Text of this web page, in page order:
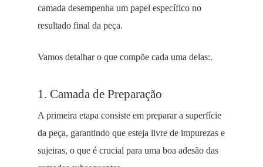
camada desempenha um papel específico no
resultado final da peça.
Vamos detalhar o que compõe cada uma delas:.
1. Camada de Preparação
A primeira etapa consiste em preparar a superfície
da peça, garantindo que esteja livre de impurezas e
sujeiras, o que é crucial para uma boa adesão das